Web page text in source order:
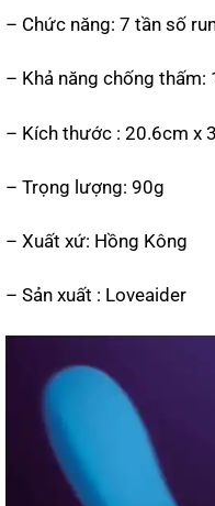
– Chức năng: 7 tần số
– Khả năng chống
– Kích thước : 20.6cm x
– Trọng lượng: 90g
– Xuất xứ: Hồng Kông
– Sản xuất : Loveaider